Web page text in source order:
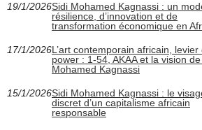
19/1/2026Sidi Mohamed Kagnassi : un
résilience, d’innovation et de
transformation économique en
17/1/2026L’art contemporain africain, levier
power : 1-54, AKAA et la vision
Mohamed Kagnassi
15/1/2026Sidi Mohamed Kagnassi : le
discret d’un capitalisme africain
responsable